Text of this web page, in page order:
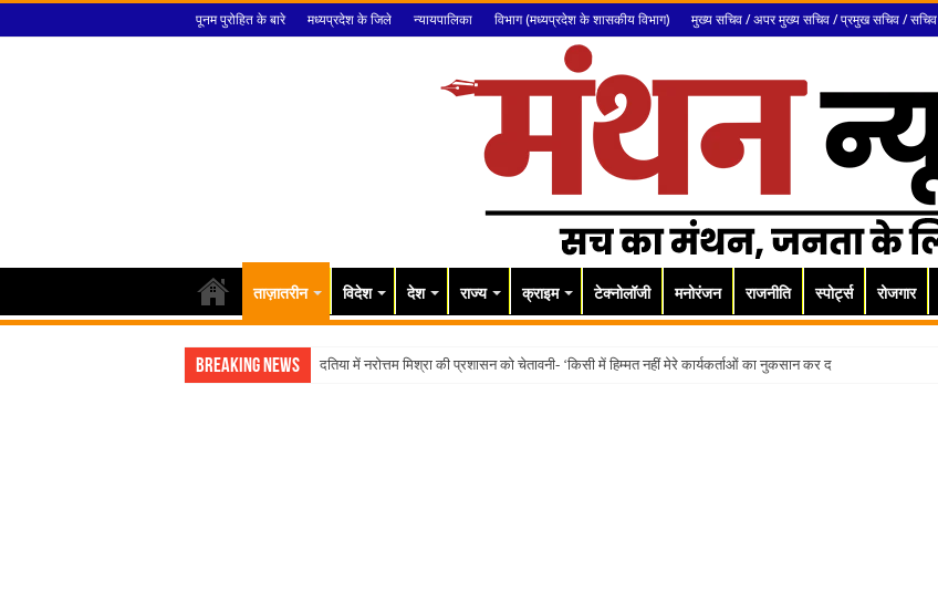
पूनम पुरोहित के बारे मध्यप्रदेश के जिले न्यायपालिका विभाग (मध्यप्रदेश के शासकीय विभाग) मुख्य सचिव / अपर मुख्य सचिव / प्रमुख सचिव / सचिव
ताज़ातरीन विदेश देश राज्य क्राइम टेक्नोलॉजी मनोरंजन राजनीति स्पोर्ट्स रोजगार
Breaking News